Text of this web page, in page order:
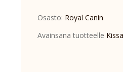
Renal
3,5kg
Osasto: Royal Canin
Avainsana tuotteelle Kissa